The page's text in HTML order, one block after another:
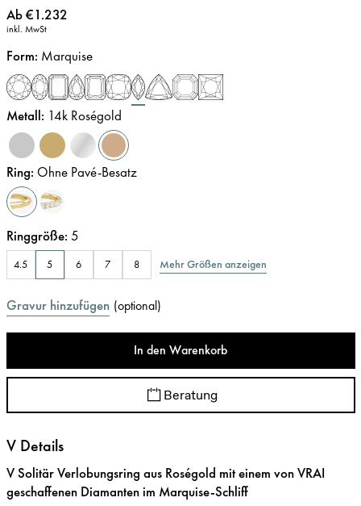
Preis:
Ab €1.232
inkl. MwSt
Form: Marquise
Metall: 14k Roségold
Ring: Ohne Pavé-Besatz
Ringgröße: 5
4.5 5 6 7 8 Mehr Größen anzeigen
Gravur hinzufügen (optional)
In den Warenkorb
Beratung
V Details
V Solitär Verlobungsring aus Roségold mit einem von VRAI
geschaffenen Diamanten im Marquise-Schliff